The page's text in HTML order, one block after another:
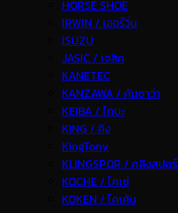
HORSE SHOE
IRWIN / เออร์วิ่น
ISUZU
JASIC / เจสิค
KANETEC
KANZAWA / คันซาว่า
KEIBA / ไกบะ
KING / คิง
KingTony
KLINGSPOR / คลิงสปอร์
KOCHE / โคเช่
KOKEN / โคเค้น